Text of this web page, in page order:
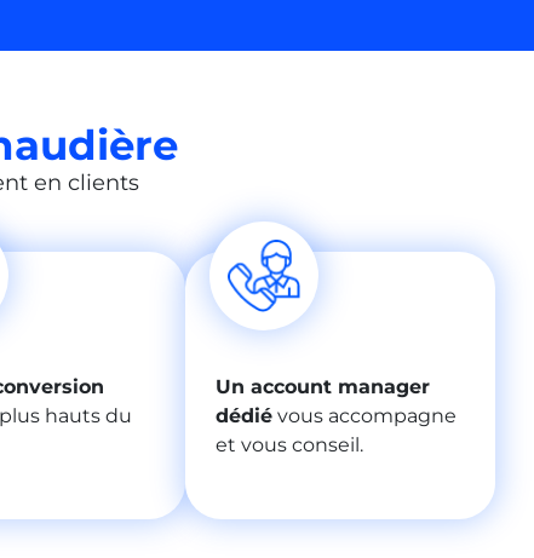
en clients
hauts du
Un account manager
dédié vous accompagne
et vous conseil.